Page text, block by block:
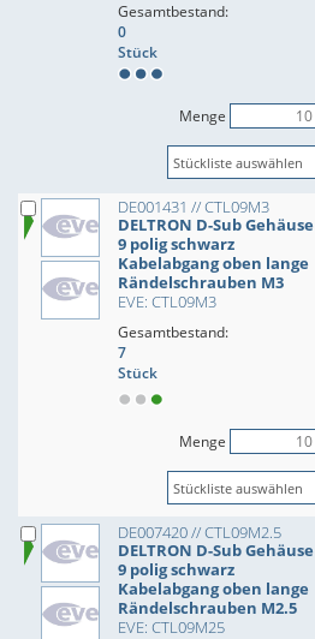
Gesamtbestand:
0
Stück
Menge
DE001431 // CTL09M3
DELTRON D-Sub Gehäuse
9 polig schwarz
Kabelabgang oben lange
Rändelschrauben M3
EVE: CTL09M3
Gesamtbestand:
7
Stück
Menge
DE007420 // CTL09M2.5
DELTRON D-Sub Gehäuse
9 polig schwarz
Kabelabgang oben lange
Rändelschrauben M2.5
EVE: CTL09M25